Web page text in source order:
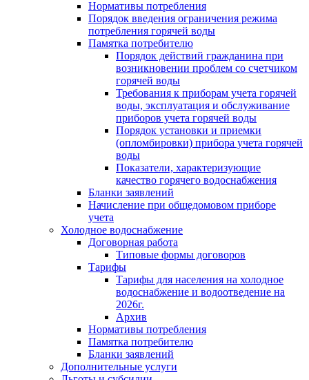
Нормативы потребления
Порядок введения ограничения режима
потребления горячей воды
Памятка потребителю
Порядок действий гражданина при
возникновении проблем со счетчиком
горячей воды
Требования к приборам учета горячей
воды, эксплуатация и обслуживание
приборов учета горячей воды
Порядок установки и приемки
(опломбировки) прибора учета горячей
воды
Показатели, характеризующие
качество горячего водоснабжения
Бланки заявлений
Начисление при общедомовом приборе
учета
Холодное водоснабжение
Договорная работа
Типовые формы договоров
Тарифы
Тарифы для населения на холодное
водоснабжение и водоотведение на
2026г.
Архив
Нормативы потребления
Памятка потребителю
Бланки заявлений
Дополнительные услуги